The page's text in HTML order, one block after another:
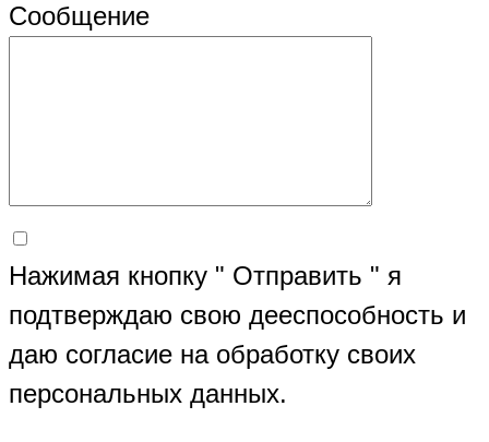
Сообщение
Нажимая кнопку " Отправить " я
подтверждаю свою дееспособность и
даю согласие на обработку своих
персональных данных.